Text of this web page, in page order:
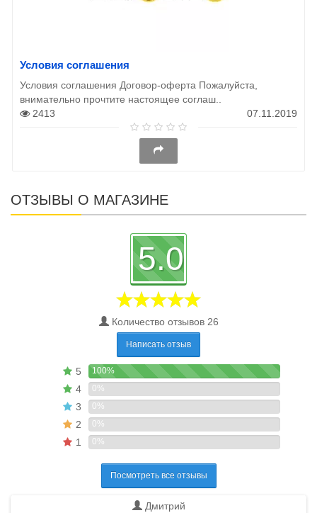
Условия соглашения
Условия соглашения Договор-оферта Пожалуйста,
внимательно прочтите настоящее соглаш..
2413
07.11.2019
ОТЗЫВЫ О МАГАЗИНЕ
5.0
Количество отзывов 26
Написать отзыв
5 100%
4 0%
3 0%
2 0%
1 0%
Посмотреть все отзывы
Дмитрий